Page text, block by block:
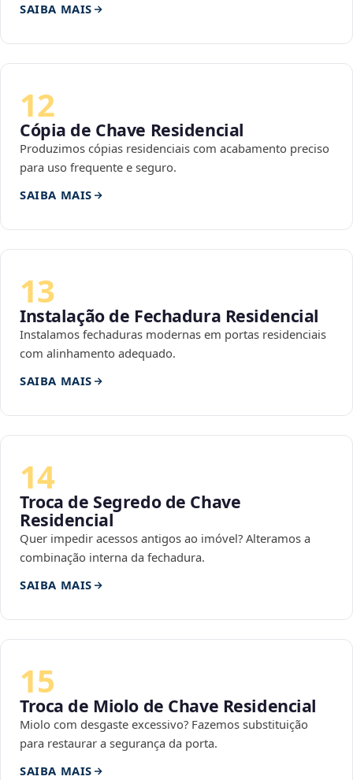
SAIBA MAIS
12
Cópia de Chave Residencial
Produzimos cópias residenciais com acabamento preciso
para uso frequente e seguro.
SAIBA MAIS
13
Instalação de Fechadura Residencial
Instalamos fechaduras modernas em portas residenciais
com alinhamento adequado.
SAIBA MAIS
14
Troca de Segredo de Chave
Residencial
Quer impedir acessos antigos ao imóvel? Alteramos a
combinação interna da fechadura.
SAIBA MAIS
15
Troca de Miolo de Chave Residencial
Miolo com desgaste excessivo? Fazemos substituição
para restaurar a segurança da porta.
SAIBA MAIS